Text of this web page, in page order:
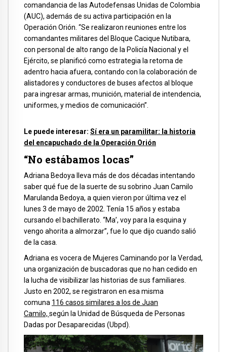
comandancia de las Autodefensas Unidas de Colombia
(AUC), además de su activa participación en la
Operación Orión. “Se realizaron reuniones entre los
comandantes militares del Bloque Cacique Nutibara,
con personal de alto rango de la Policía Nacional y el
Ejército, se planificó como estrategia la retoma de
adentro hacia afuera, contando con la colaboración de
alistadores y conductores de buses afectos al bloque
para ingresar armas, munición, material de intendencia,
uniformes, y medios de comunicación”.
Le puede interesar: Sí era un paramilitar: la historia
del encapuchado de la Operación Orión
“No estábamos locas”
Adriana Bedoya lleva más de dos décadas intentando
saber qué fue de la suerte de su sobrino Juan Camilo
Marulanda Bedoya, a quien vieron por última vez el
lunes 3 de mayo de 2002. Tenía 15 años y estaba
cursando el bachillerato. “Ma’, voy para la esquina y
vengo ahorita a almorzar”, fue lo que dijo cuando salió
de la casa.
Adriana es vocera de Mujeres Caminando por la Verdad,
una organización de buscadoras que no han cedido en
la lucha de visibilizar las historias de sus familiares.
Justo en 2002, se registraron en esa misma
comuna 116 casos similares a los de Juan
Camilo, según la Unidad de Búsqueda de Personas
Dadas por Desaparecidas (Ubpd).